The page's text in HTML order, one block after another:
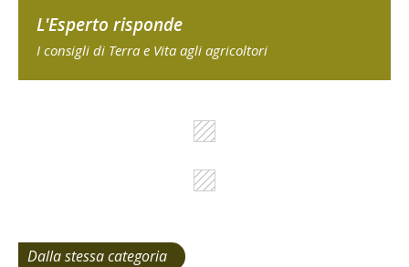
L'Esperto risponde
I consigli di Terra e Vita agli agricoltori
Dalla stessa categoria